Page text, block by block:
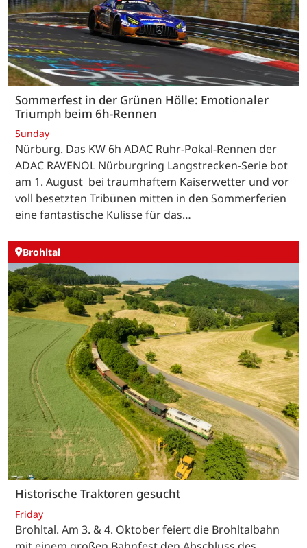
Sommerfest in der Grünen Hölle: Emotionaler
Triumph beim 6h-Rennen
Sunday
Nürburg. Das KW 6h ADAC Ruhr-Pokal-Rennen der
ADAC RAVENOL Nürburgring Langstrecken-Serie bot
am 1. August bei traumhaftem Kaiserwetter und vor
voll besetzten Tribünen mitten in den Sommerferien
eine fantastische Kulisse für das…
Brohltal
Historische Traktoren gesucht
Friday
Brohltal. Am 3. & 4. Oktober feiert die Brohltalbahn